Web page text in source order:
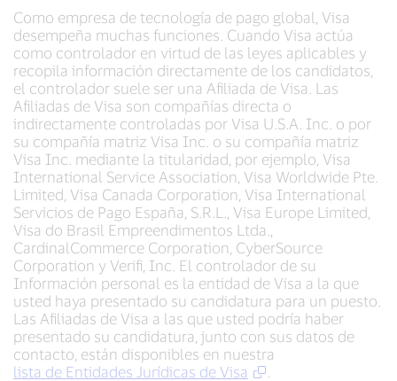
Como empresa de tecnología de pago global, Visa
desempeña muchas funciones. Cuando Visa actúa
como controlador en virtud de las leyes aplicables y
recopila información directamente de los candidatos,
el controlador suele ser una Afiliada de Visa. Las
Afiliadas de Visa son compañías directa o
indirectamente controladas por Visa U.S.A. Inc. o por
su compañía matriz Visa Inc. o su compañía matriz
Visa Inc. mediante la titularidad, por ejemplo, Visa
International Service Association, Visa Worldwide Pte.
Limited, Visa Canada Corporation, Visa International
Servicios de Pago España, S.R.L., Visa Europe Limited,
Visa do Brasil Empreendimentos Ltda.,
CardinalCommerce Corporation, CyberSource
Corporation y Verifi, Inc. El controlador de su
Información personal es la entidad de Visa a la que
usted haya presentado su candidatura para un puesto.
Las Afiliadas de Visa a las que usted podría haber
presentado su candidatura, junto con sus datos de
contacto, están disponibles en nuestra
lista de Entidades Jurídicas de Visa